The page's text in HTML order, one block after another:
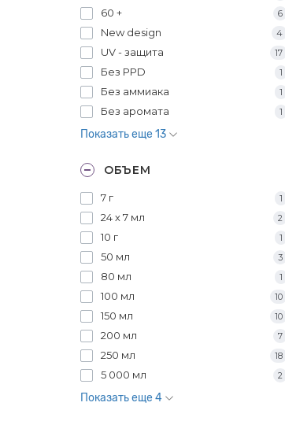
60 + 6
New design 4
UV - защита 17
Без PPD 1
Без аммиака 1
Без аромата 1
Показать еще 13
ОБЪЕМ
7 г 1
24 х 7 мл 2
10 г 1
50 мл 3
80 мл 1
100 мл 10
150 мл 10
200 мл 7
250 мл 18
5 000 мл 2
Показать еще 4